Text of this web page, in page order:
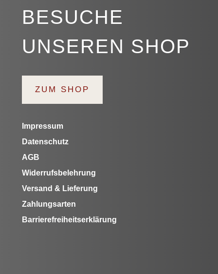
BESUCHE
UNSEREN SHOP
ZUM SHOP
Impressum
Datenschutz
AGB
Widerrufsbelehrung
Versand & Lieferung
Zahlungsarten
Barrierefreiheitserklärung